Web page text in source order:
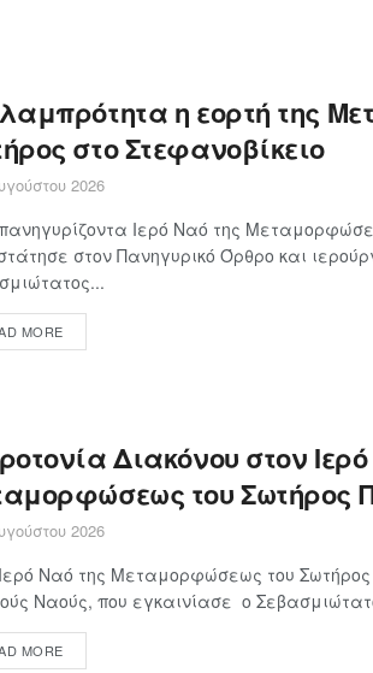
η εορτή της
στο Στεφανοβίκειο
2026
Ιερό Ναό της
στον Πανηγυρικό Όρθρο και
MORE
Διακόνου στον
του Σωτήρος
2026
Ναό της Μεταμορφώσεως του
Ναούς, που εγκαινίασε ο
MORE